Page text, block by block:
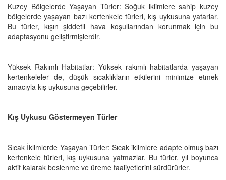
Kuzey Bölgelerde Yaşayan Türler: Soğuk iklimlere sahip kuzey
bölgelerde yaşayan bazı kertenkele türleri, kış uykusuna yatarlar.
Bu türler, kışın şiddetli hava koşullarından korunmak için bu
adaptasyonu geliştirmişlerdir.
Yüksek Rakımlı Habitatlar: Yüksek rakımlı habitatlarda yaşayan
kertenkeleler de, düşük sıcaklıkların etkilerini minimize etmek
amacıyla kış uykusuna geçebilirler.
Kış Uykusu Göstermeyen Türler
Sıcak İklimlerde Yaşayan Türler: Sıcak iklimlere adapte olmuş bazı
kertenkele türleri, kış uykusuna yatmazlar. Bu türler, yıl boyunca
aktif kalarak beslenme ve üreme faaliyetlerini sürdürürler.